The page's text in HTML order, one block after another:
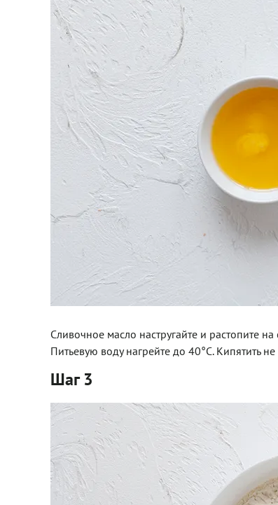
Сливочное масло настругайте и растопите
Питьевую воду нагрейте до 40°C. Кипятить не
Шаг 3